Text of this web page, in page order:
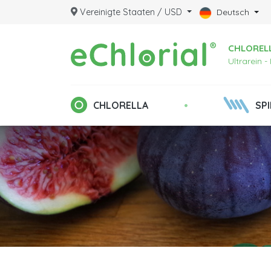
Vereinigte Staaten / USD Deutsch
Ultrarein -
CHLORELLA •